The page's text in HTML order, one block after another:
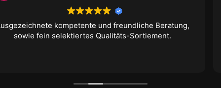
Beratung,
Habe eine stark nikotinbelastete
kernsanieren lassen – von der